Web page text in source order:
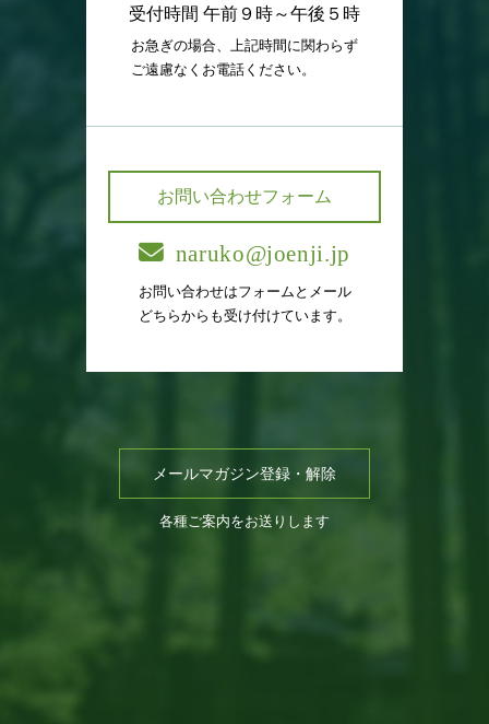
受付時間 午前９時～午後５時
お急ぎの場合、上記時間に関わらず
ご遠慮なくお電話ください。
お問い合わせフォーム
naruko@joenji.jp
お問い合わせはフォームとメール
どちらからも受け付けています。
メールマガジン登録・解除
各種ご案内をお送りします